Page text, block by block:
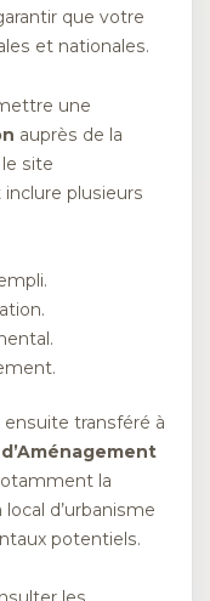
que votre
et nationales.
une
auprès de la
site
plusieurs
transféré à
la
d’urbanisme
potentiels.